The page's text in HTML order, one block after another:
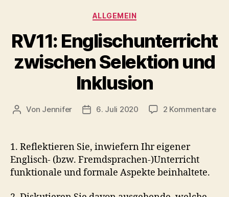
Kategorien
ALLGEMEIN
RV11: Englischunterricht
zwischen Selektion und
Inklusion
Beitragsautor
Von Jennifer Veröffentlichungsdatum
6. Juli 2020 2 Kommentarezu
1. Reflektieren Sie, inwiefern Ihr eigener
Englisch- (bzw. Fremdsprachen-)Unterricht
funktionale und formale Aspekte beinhaltete.